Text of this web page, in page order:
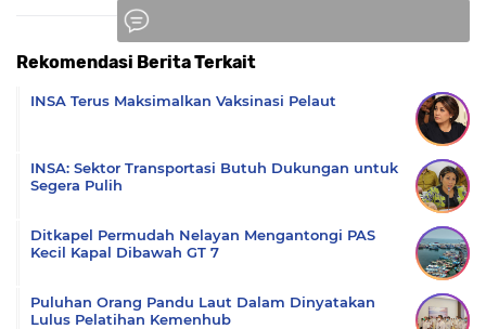
Rekomendasi Berita Terkait
INSA Terus Maksimalkan Vaksinasi Pelaut
INSA: Sektor Transportasi Butuh Dukungan untuk
Segera Pulih
Ditkapel Permudah Nelayan Mengantongi PAS
Kecil Kapal Dibawah GT 7
Puluhan Orang Pandu Laut Dalam Dinyatakan
Lulus Pelatihan Kemenhub